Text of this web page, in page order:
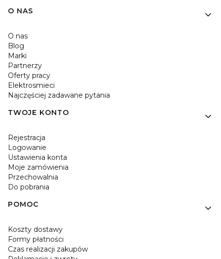
O NAS
O nas
Blog
Marki
Partnerzy
Oferty pracy
Elektrosmieci
Najczęściej zadawane pytania
TWOJE KONTO
Rejestracja
Logowanie
Ustawienia konta
Moje zamówienia
Przechowalnia
Do pobrania
POMOC
Koszty dostawy
Formy płatności
Czas realizacji zakupów